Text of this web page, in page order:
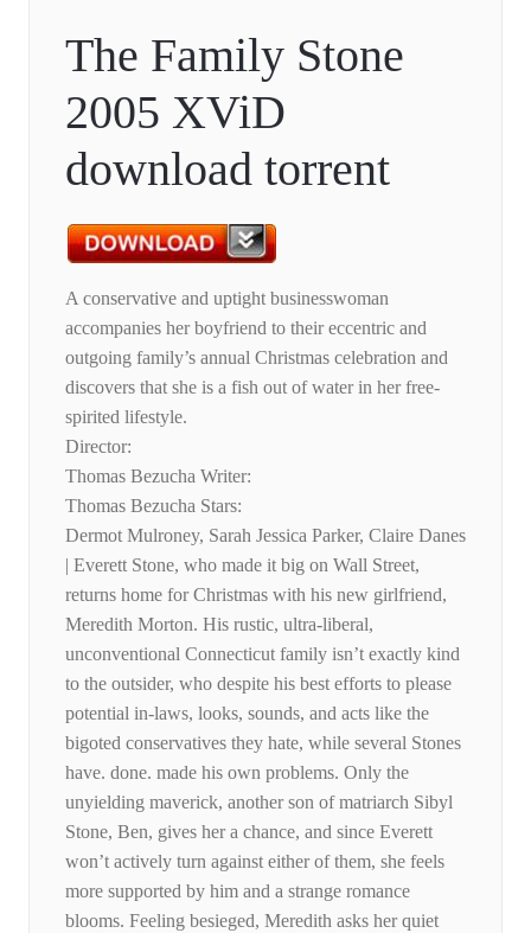
The Family Stone
2005 XViD
download torrent
A conservative and uptight businesswoman
accompanies her boyfriend to their eccentric and
outgoing family’s annual Christmas celebration and
discovers that she is a fish out of water in her free-
spirited lifestyle.
Director:
Thomas Bezucha Writer:
Thomas Bezucha Stars:
Dermot Mulroney, Sarah Jessica Parker, Claire Danes
| Everett Stone, who made it big on Wall Street,
returns home for Christmas with his new girlfriend,
Meredith Morton. His rustic, ultra-liberal,
unconventional Connecticut family isn’t exactly kind
to the outsider, who despite his best efforts to please
potential in-laws, looks, sounds, and acts like the
bigoted conservatives they hate, while several Stones
have. done. made his own problems. Only the
unyielding maverick, another son of matriarch Sibyl
Stone, Ben, gives her a chance, and since Everett
won’t actively turn against either of them, she feels
more supported by him and a strange romance
blooms. Feeling besieged, Meredith asks her quiet